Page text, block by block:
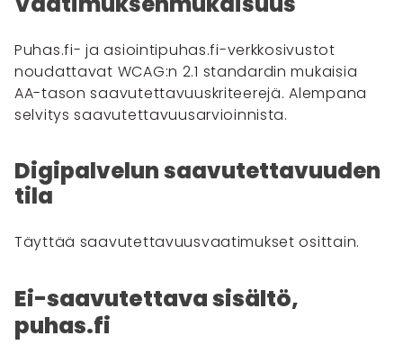
Puhas.fi- ja asiointipuhas.fi-verkkosivustot
noudattavat WCAG:n 2.1 standardin mukaisia
AA-tason saavutettavuuskriteerejä. Alempana
selvitys saavutettavuusarvioinnista.
Digipalvelun saavutettavuuden
tila
Täyttää saavutettavuusvaatimukset osittain.
Ei-saavutettava sisältö,
puhas.fi